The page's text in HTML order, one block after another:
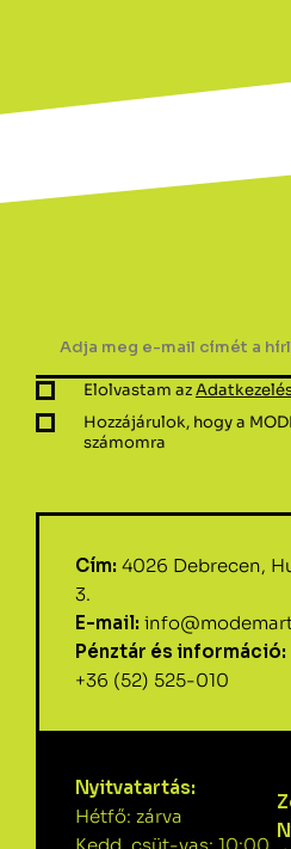
Elolvastam az
Hozzájárulok, hogy a
számomra
Cím: 4026 Debrecen,
3.
E-mail:
Pénztár és információ:
+36 (52) 525-010
Nyitvatartás:
Hétfő: zárva